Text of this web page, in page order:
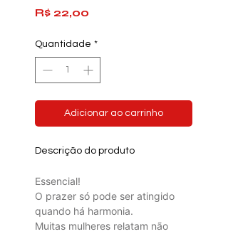
R$ 22,00
Quantidade *
Adicionar ao carrinho
Descrição do produto
Essencial!
O prazer só pode ser atingido
quando há harmonia.
Muitas mulheres relatam não